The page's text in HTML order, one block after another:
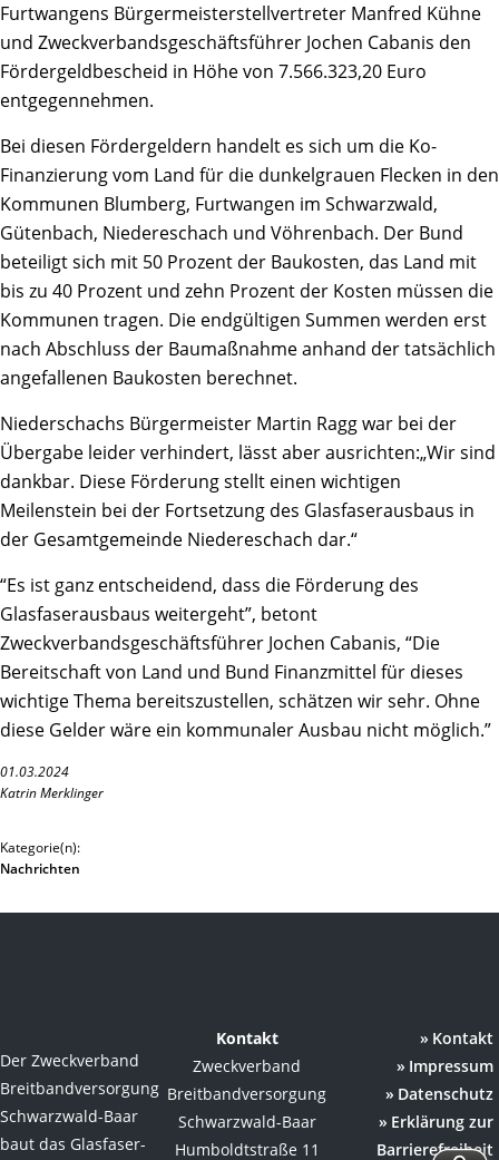
Furtwangens Bürgermeisterstellvertreter Manfred Kühne
und Zweckverbandsgeschäftsführer Jochen Cabanis den
Fördergeldbescheid in Höhe von 7.566.323,20 Euro
entgegennehmen.
Bei diesen Fördergeldern handelt es sich um die Ko-
Finanzierung vom Land für die dunkelgrauen Flecken in den
Kommunen Blumberg, Furtwangen im Schwarzwald,
Gütenbach, Niedereschach und Vöhrenbach. Der Bund
beteiligt sich mit 50 Prozent der Baukosten, das Land mit
bis zu 40 Prozent und zehn Prozent der Kosten müssen die
Kommunen tragen. Die endgültigen Summen werden erst
nach Abschluss der Baumaßnahme anhand der tatsächlich
angefallenen Baukosten berechnet.
Niederschachs Bürgermeister Martin Ragg war bei der
Übergabe leider verhindert, lässt aber ausrichten:„Wir sind
dankbar. Diese Förderung stellt einen wichtigen
Meilenstein bei der Fortsetzung des Glasfaserausbaus in
der Gesamtgemeinde Niedereschach dar.“
“Es ist ganz entscheidend, dass die Förderung des
Glasfaserausbaus weitergeht”, betont
Zweckverbandsgeschäftsführer Jochen Cabanis, “Die
Bereitschaft von Land und Bund Finanzmittel für dieses
wichtige Thema bereitszustellen, schätzen wir sehr. Ohne
diese Gelder wäre ein kommunaler Ausbau nicht möglich.”
01.03.2024
Katrin Merklinger
Kategorie(n):
Nachrichten
Der Zweckverband
Breitbandversorgung
Schwarzwald-Baar
baut das Glasfaser-
Kontakt
Zweckverband
Breitbandversorgung
Schwarzwald-Baar
Humboldtstraße 11
Kontakt
Impressum
Datenschutz
Erklärung zur
Barrierefreiheit